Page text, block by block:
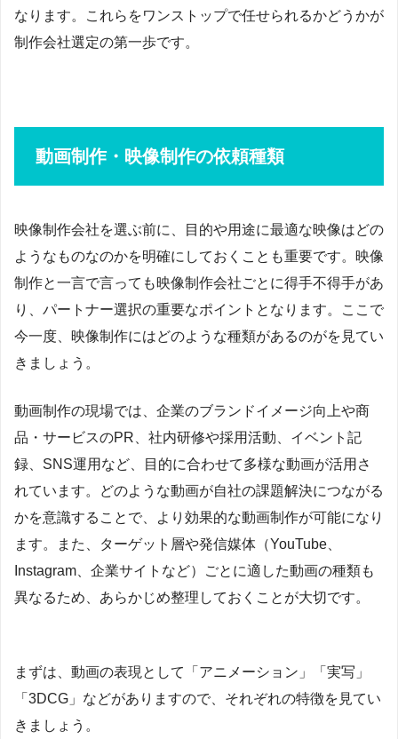
なります。これらをワンストップで任せられるかどうかが
制作会社選定の第一歩です。
動画制作・映像制作の依頼種類
映像制作会社を選ぶ前に、目的や用途に最適な映像はどの
ようなものなのかを明確にしておくことも重要です。映像
制作と一言で言っても映像制作会社ごとに得手不得手があ
り、パートナー選択の重要なポイントとなります。ここで
今一度、映像制作にはどのような種類があるのがを見てい
きましょう。
動画制作の現場では、企業のブランドイメージ向上や商
品・サービスのPR、社内研修や採用活動、イベント記
録、SNS運用など、目的に合わせて多様な動画が活用さ
れています。どのような動画が自社の課題解決につながる
かを意識することで、より効果的な動画制作が可能になり
ます。また、ターゲット層や発信媒体（YouTube、
Instagram、企業サイトなど）ごとに適した動画の種類も
異なるため、あらかじめ整理しておくことが大切です。
まずは、動画の表現として「アニメーション」「実写」
「3DCG」などがありますので、それぞれの特徴を見てい
きましょう。